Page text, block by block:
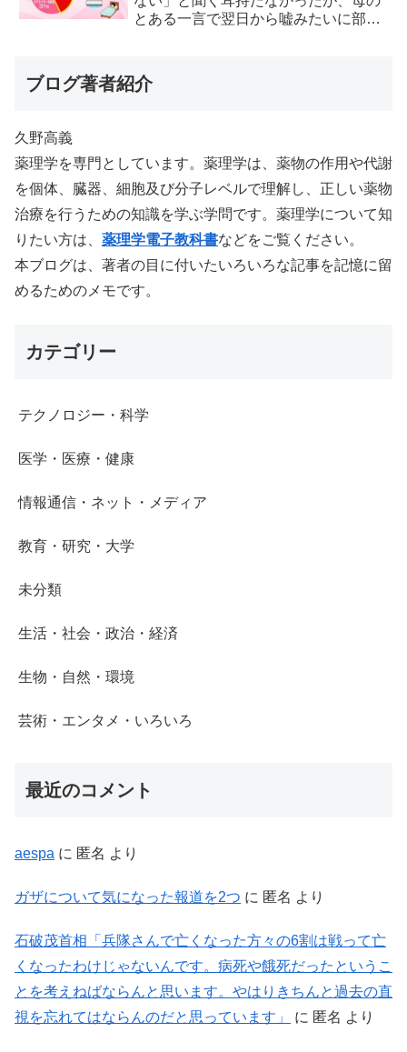
とある一言で翌日から嘘みたいに部屋
ブログ著者紹介
久野高義
薬理学を専門としています。薬理学は、薬物の作用や代謝
を個体、臓器、細胞及び分子レベルで理解し、正しい薬物
治療を行うための知識を学ぶ学問です。薬理学について知
りたい方は、 薬理学電子教科書などをご覧ください。
本ブログは、著者の目に付いたいろいろな記事を記憶に留
めるためのメモです。
カテゴリー
テクノロジー・科学
医学・医療・健康
情報通信・ネット・メディア
教育・研究・大学
未分類
生活・社会・政治・経済
生物・自然・環境
芸術・エンタメ・いろいろ
最近のコメント
aespa に 匿名 より
ガザについて気になった報道を2つ に 匿名 より
石破茂首相「兵隊さんで亡くなった方々の6割は戦って亡
くなったわけじゃないんです。病死や餓死だったというこ
とを考えねばならんと思います。やはりきちんと過去の直
視を忘れてはならんのだと思っています」
に 匿名 より